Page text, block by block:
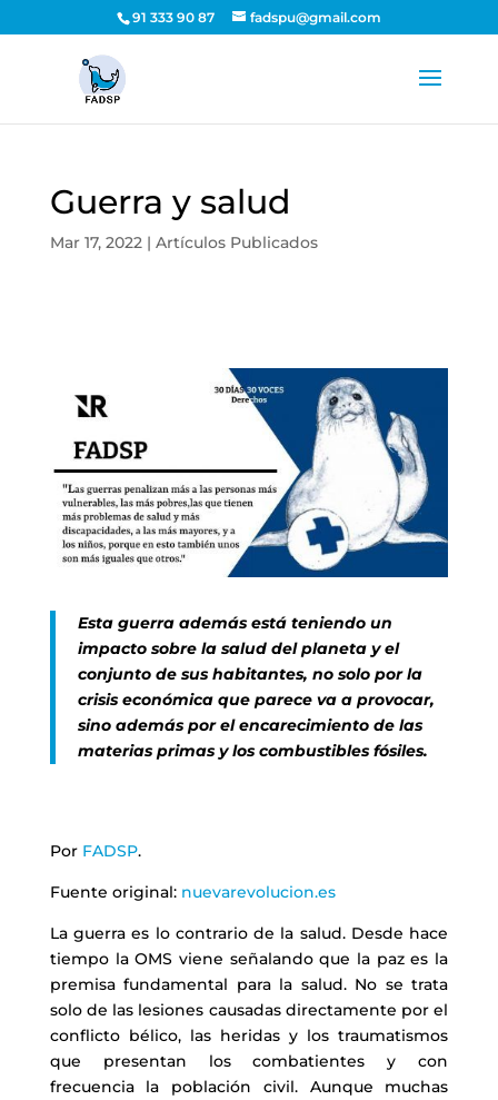
91 333 90 87 fadspu@gmail.com
Guerra y salud
Mar 17, 2022| Artículos Publicados
Esta guerra además está teniendo un
impacto sobre la salud del planeta y el
conjunto de sus habitantes, no solo por la
crisis económica que parece va a provocar,
sino además por el encarecimiento de las
materias primas y los combustibles fósiles.
Por FADSP.
Fuente original: nuevarevolucion.es
La guerra es lo contrario de la salud. Desde hace
tiempo la OMS viene señalando que la paz es la
premisa fundamental para la salud. No se trata
solo de las lesiones causadas directamente por el
conflicto bélico, las heridas y los traumatismos
que presentan los combatientes y con
frecuencia la población civil. Aunque muchas